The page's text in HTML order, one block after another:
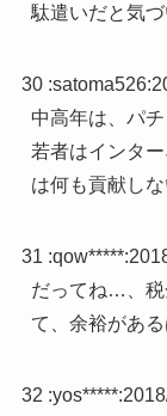
駄遣いだと気づ
30 :satoma526:
中高年は、パ
若者はインタ
は何も貢献しな
31 :qow*****:
だってね…、税
て、余裕がある
32 :yos*****: